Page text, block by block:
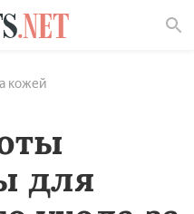
кожей
для